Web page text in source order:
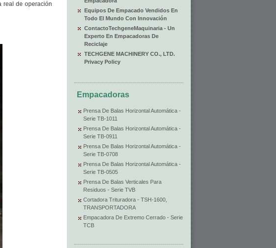
real de operación
Equipos De Empacado Vendidos En
Todo El Mundo Con Innovación
ContactoTechgeneMaquinaria - Un
Experto En Empacadoras De
Reciclaje
TECHGENE MACHINERY CO., LTD.
Privacy Policy
Empacadoras
Prensa De Balas Horizontal Automática -
Serie TB-1011
Prensa De Balas Horizontal Automática -
Serie TB-0911
Prensa De Balas Horizontal Automática -
Serie TB-0708
Prensa De Balas Horizontal Automática -
Serie TB-0505
Prensa De Balas Verticales Para
Residuos - Serie TVB
Cortadora Trituradora - TSH-1600,
TRANSPORTADORA
Empacadora De Extremo Cerrado - Serie
TCB